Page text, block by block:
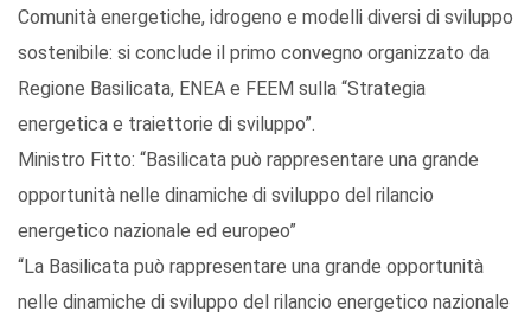
Comunità energetiche, idrogeno e modelli diversi di sviluppo
sostenibile: si conclude il primo convegno organizzato da
Regione Basilicata, ENEA e FEEM sulla “Strategia
energetica e traiettorie di sviluppo”.
Ministro Fitto: “Basilicata può rappresentare una grande
opportunità nelle dinamiche di sviluppo del rilancio
energetico nazionale ed europeo”
“La Basilicata può rappresentare una grande opportunità
nelle dinamiche di sviluppo del rilancio energetico nazionale